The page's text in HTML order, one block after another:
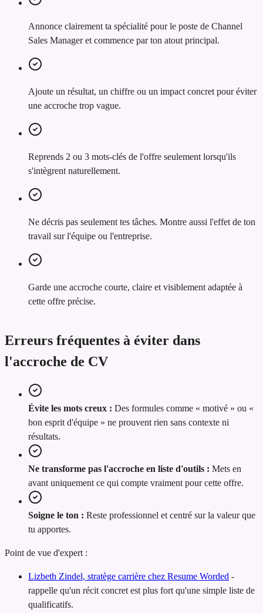
Annonce clairement ta spécialité pour le poste de Channel
Sales Manager et commence par ton atout principal.
Ajoute un résultat, un chiffre ou un impact concret pour éviter
une accroche trop vague.
Reprends 2 ou 3 mots-clés de l'offre seulement lorsqu'ils
s'intègrent naturellement.
Ne décris pas seulement tes tâches. Montre aussi l'effet de ton
travail sur l'équipe ou l'entreprise.
Garde une accroche courte, claire et visiblement adaptée à
cette offre précise.
Erreurs fréquentes à éviter dans
l'accroche de CV
Évite les mots creux : Des formules comme « motivé » ou «
bon esprit d'équipe » ne prouvent rien sans contexte ni
résultats.
Ne transforme pas l'accroche en liste d'outils : Mets en
avant uniquement ce qui compte vraiment pour cette offre.
Soigne le ton : Reste professionnel et centré sur la valeur que
tu apportes.
Point de vue d'expert :
Lizbeth Zindel, stratège carrière chez Resume Worded -
rappelle qu'un récit concret est plus fort qu'une simple liste de
qualificatifs.